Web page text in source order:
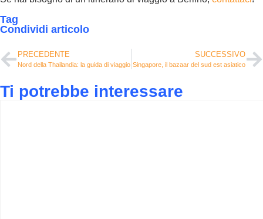
Tag
Condividi articolo
PRECEDENTE
Nord della Thailandia: la guida di viaggio
SUCCESSIVO
Singapore, il bazaar del sud est asiatico
Ti potrebbe interessare